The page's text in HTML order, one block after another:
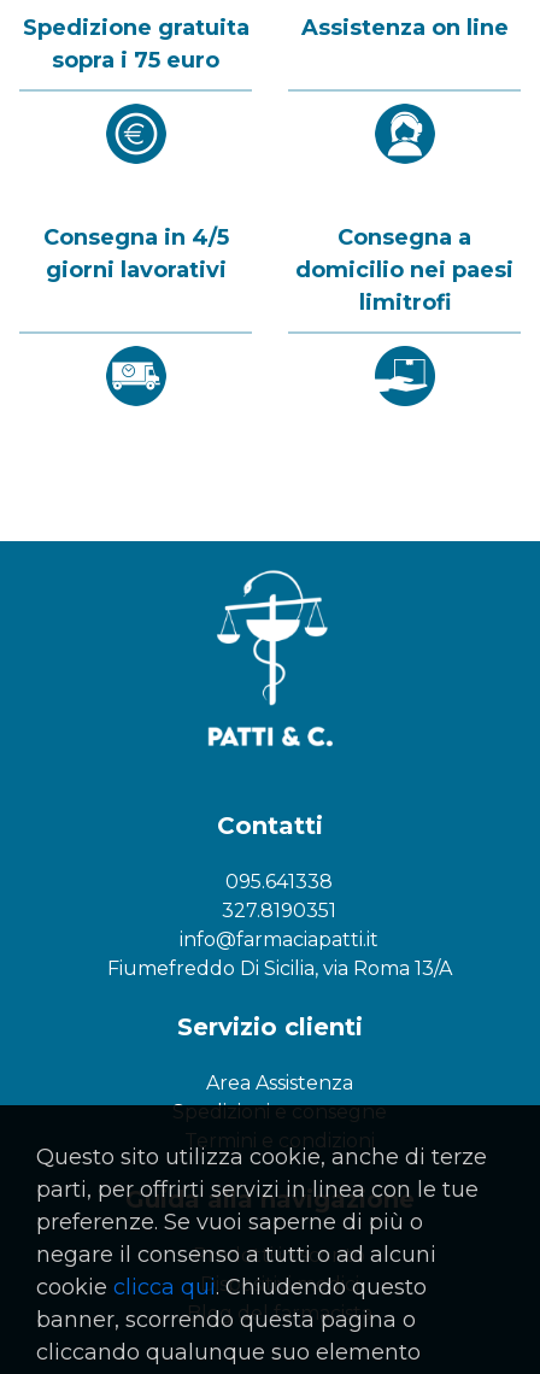
Spedizione gratuita
sopra i 75 euro
Assistenza on line
Consegna in 4/5
giorni lavorativi
Consegna a
domicilio nei paesi
limitrofi
Contatti
095.641338
327.8190351
info@farmaciapatti.it
Fiumefreddo Di Sicilia, via Roma 13/A
Servizio clienti
Area Assistenza
Spedizioni e consegne
Termini e condizioni
Guida alla navigazione
Prodotti in sconto
Dispositivi medici
Blog del farmacista
Questo sito utilizza cookie, anche di terze
parti, per offrirti servizi in linea con le tue
preferenze. Se vuoi saperne di più o
negare il consenso a tutti o ad alcuni
cookie clicca qui. Chiudendo questo
banner, scorrendo questa pagina o
cliccando qualunque suo elemento